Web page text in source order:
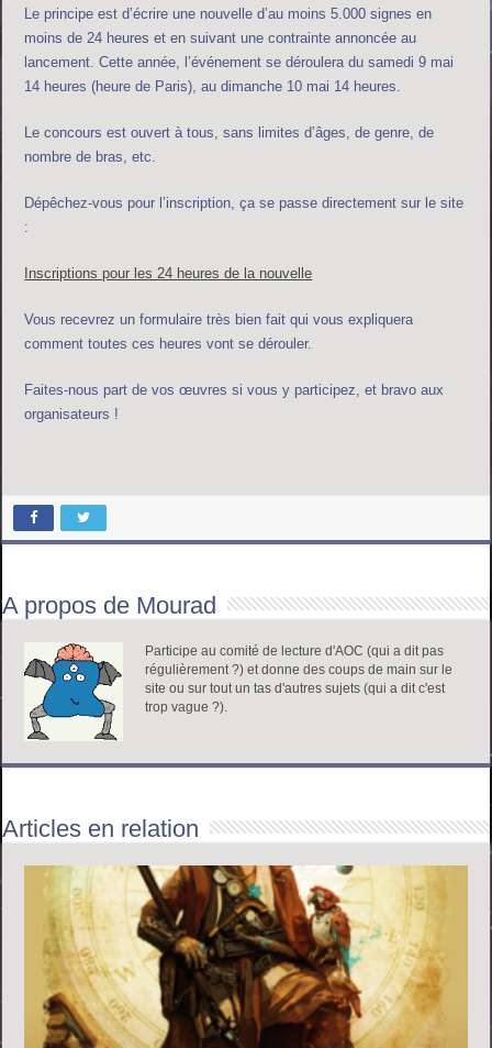
Le principe est d’écrire une nouvelle d’au moins 5.000 signes en
moins de 24 heures et en suivant une contrainte annoncée au
lancement. Cette année, l’événement se déroulera du samedi 9 mai
14 heures (heure de Paris), au dimanche 10 mai 14 heures.
Le concours est ouvert à tous, sans limites d’âges, de genre, de
nombre de bras, etc.
Dépêchez-vous pour l’inscription, ça se passe directement sur le site
:
Inscriptions pour les 24 heures de la nouvelle
Vous recevrez un formulaire très bien fait qui vous expliquera
comment toutes ces heures vont se dérouler.
Faites-nous part de vos œuvres si vous y participez, et bravo aux
organisateurs !
A propos de Mourad
Participe au comité de lecture d'AOC (qui a dit pas
régulièrement ?) et donne des coups de main sur le
site ou sur tout un tas d'autres sujets (qui a dit c'est
trop vague ?).
Articles en relation